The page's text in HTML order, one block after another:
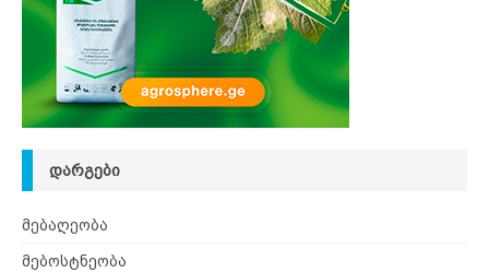
ᲓᲐᲠᲒᲔᲑᲘ
მებაღეობა
მებოსტნეობა